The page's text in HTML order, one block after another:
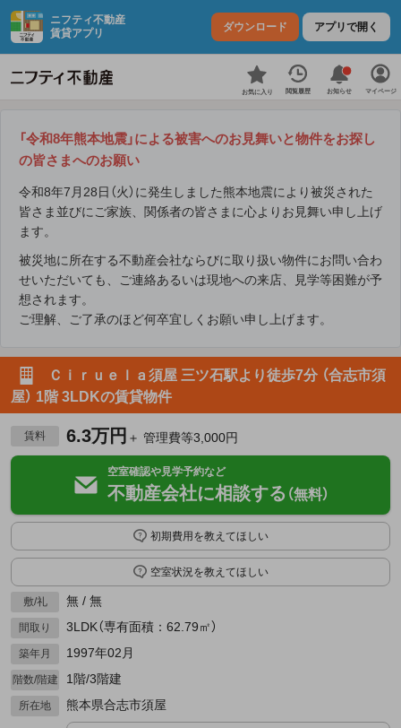
ニフティ不動産
賃貸アプリ
ダウンロード アプリで開く
お気に入り 閲覧履歴 お知らせ マイページ
「令和8年熊本地震」による被害へのお見舞いと物件をお探し
の皆さまへのお願い
令和8年7月28日（火）に発生しました熊本地震により被災された
皆さま並びにご家族、関係者の皆さまに心よりお見舞い申し上げ
ます。
被災地に所在する不動産会社ならびに取り扱い物件にお問い合わ
せいただいても、ご連絡あるいは現地への来店、見学等困難が予
想されます。
ご理解、ご了承のほど何卒宜しくお願い申し上げます。
Ｃｉｒｕｅｌａ須屋 三ツ石駅より徒歩7分 （合志市須
屋） 1階 3LDKの賃貸物件
賃料 6.3万円 ＋ 管理費等3,000円
空室確認や見学予約など
不動産会社に相談する （無料）
初期費用を教えてほしい
空室状況を教えてほしい
敷/礼 無 / 無
間取り 3LDK（専有面積：62.79㎡）
築年月 1997年02月
階数/階建 1階/3階建
所在地 熊本県合志市須屋